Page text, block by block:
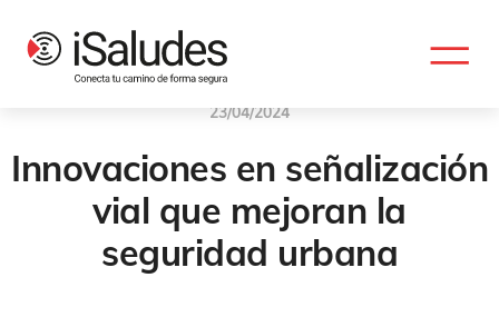
23/04/2024
Innovaciones en señalización
vial que mejoran la
seguridad urbana